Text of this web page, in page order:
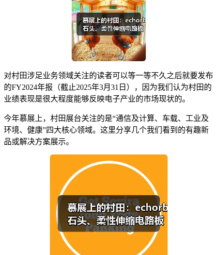
对村田涉足业务领域关注的读者可以等一等不久之后就要发布
的FY2024年报（截止2025年3月31日），因为我们认为村田的
业绩表现是很大程度能够反映电子产业的市场现状的。
今年慕展上，村田展台关注的是“通信及计算、车载、工业及
环境、健康”四大核心领域。这里分享几个我们看到的有趣新
品或解决方案展示。